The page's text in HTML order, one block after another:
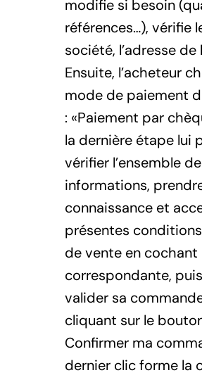
modifie si besoin
références…), vérifie
société, l’adresse de
Ensuite, l’acheteur
mode de paiement
: «Paiement par
la dernière étape lui
vérifier l’ensemble
informations,
connaissance et
présentes
de vente en cochant
correspondante,
valider sa
cliquant sur le
Confirmer ma
dernier clic forme la